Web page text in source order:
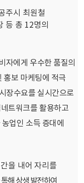
주시 최원철
등 총 12명의
자에게 우수한 품질의
홍보 마케팅에 적극
장수요를 실시간으로
트워크를 활용하고
업인 소득 증대에
을 내어 자리를
해 상생 발전하여